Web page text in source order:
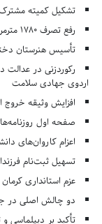
تشکیل کمیته
رفع تصرف ۱۷۸۰ مترمربع از اراضی ملی روستای سرودار کرج
تأسیس هنرستان
اردوی جهادی سلامت
افزایش وثیقه خروج از
صفحه اول روزنامه‌های 8 مرداد
اعزام کاروان‌های
تسهیل ثبت‌نام
عزم استانداری
دو چالش اصلی در
تأکید بر دیپلماسی